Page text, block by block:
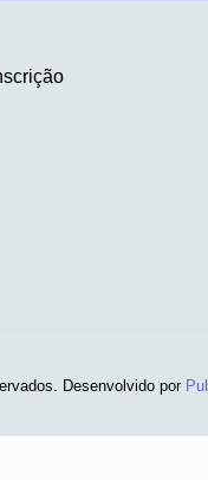
Desenvolvido por